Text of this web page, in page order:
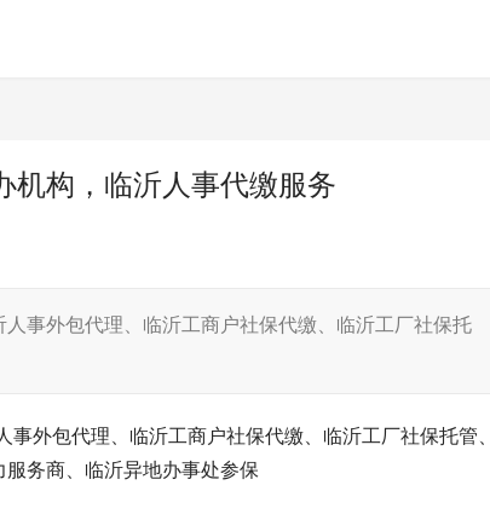
机构，临沂人事代缴服务
事外包代理、临沂工商户社保代缴、临沂工厂社保托
外包代理、临沂工商户社保代缴、临沂工厂社保托管、
务商、临沂异地办事处参保